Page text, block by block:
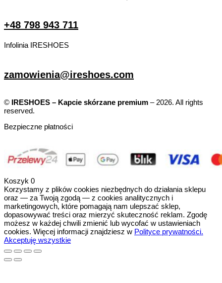
+48 798 943 711
Infolinia IRESHOES
zamowienia@ireshoes.com
© IRESHOES – Kapcie skórzane premium – 2026. All rights
reserved.
Bezpieczne płatności
Koszyk 0
Korzystamy z plików cookies niezbędnych do działania sklepu
oraz — za Twoją zgodą — z cookies analitycznych i
marketingowych, które pomagają nam ulepszać sklep,
dopasowywać treści oraz mierzyć skuteczność reklam. Zgodę
możesz w każdej chwili zmienić lub wycofać w ustawieniach
cookies. Więcej informacji znajdziesz w Polityce prywatności.
Akceptuję wszystkie